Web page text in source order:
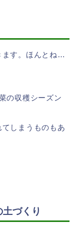
ます。ほんとね…
の収穫シーズン
しまうものもあ
づくり